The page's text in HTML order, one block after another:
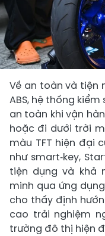
Về an toàn và tiện
ABS, hệ thống
an toàn khi vận
hoặc đi dưới trời
màu TFT hiện đại
như smart‑key,
tiện dụng và khả
minh qua ứng
cho thấy định
cao trải nghiệm
trường đô thị hiện